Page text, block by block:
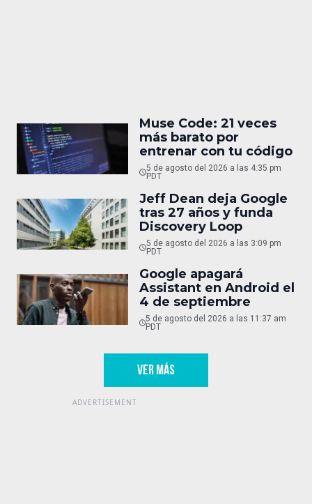
Muse Code: 21 veces
más barato por
entrenar con tu código
5 de agosto del 2026 a las 4:35 pm
PDT
Jeff Dean deja Google
tras 27 años y funda
Discovery Loop
5 de agosto del 2026 a las 3:09 pm
PDT
Google apagará
Assistant en Android el
4 de septiembre
5 de agosto del 2026 a las 11:37 am
PDT
VER MÁS